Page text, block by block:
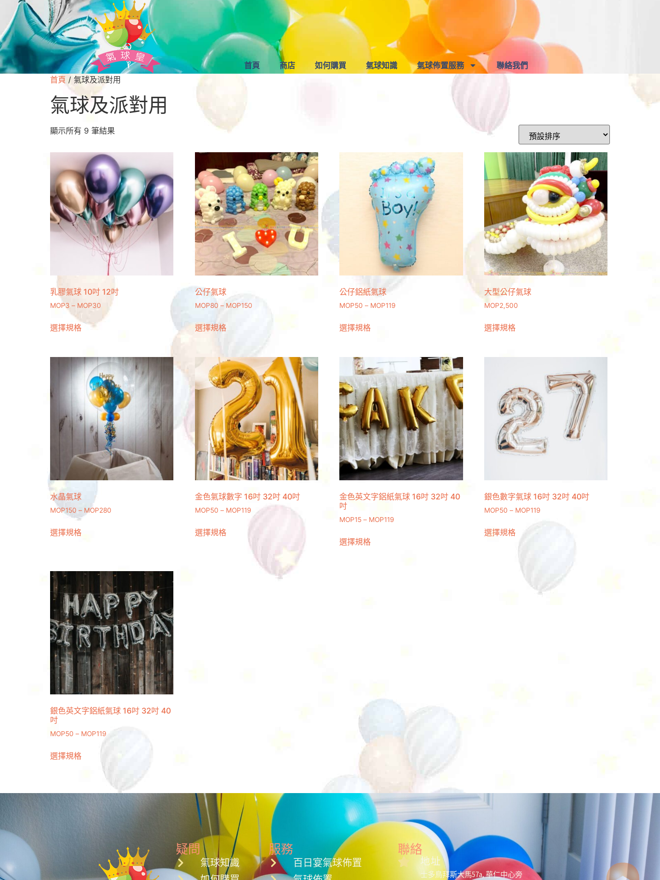
首頁 商店 如何購買 氣球知識 氣球佈置服務
聯絡我們
首頁 / 氣球及派對用
氣球及派對用
顯示所有 9 筆結果
乳膠氣球 10吋 12吋
MOP3 – MOP30
選擇規格
公仔氣球
MOP80 – MOP150
選擇規格
公仔鋁紙氣球
MOP50 – MOP119
選擇規格
大型公仔氣球
MOP2,500
選擇規格
水晶氣球
MOP150 – MOP280
選擇規格
金色氣球數字 16吋 32吋 40吋
MOP50 – MOP119
選擇規格
金色英文字鋁紙氣球 16吋 32吋 40
吋
MOP15 – MOP119
選擇規格
銀色數字氣球 16吋 32吋 40吋
MOP50 – MOP119
選擇規格
銀色英文字鋁紙氣球 16吋 32吋 40
吋
MOP50 – MOP119
選擇規格
疑問
氣球知識
服務
百日宴氣球佈置
聯絡
地址
士多鳥拜斯大馬57a, 華仁中心旁